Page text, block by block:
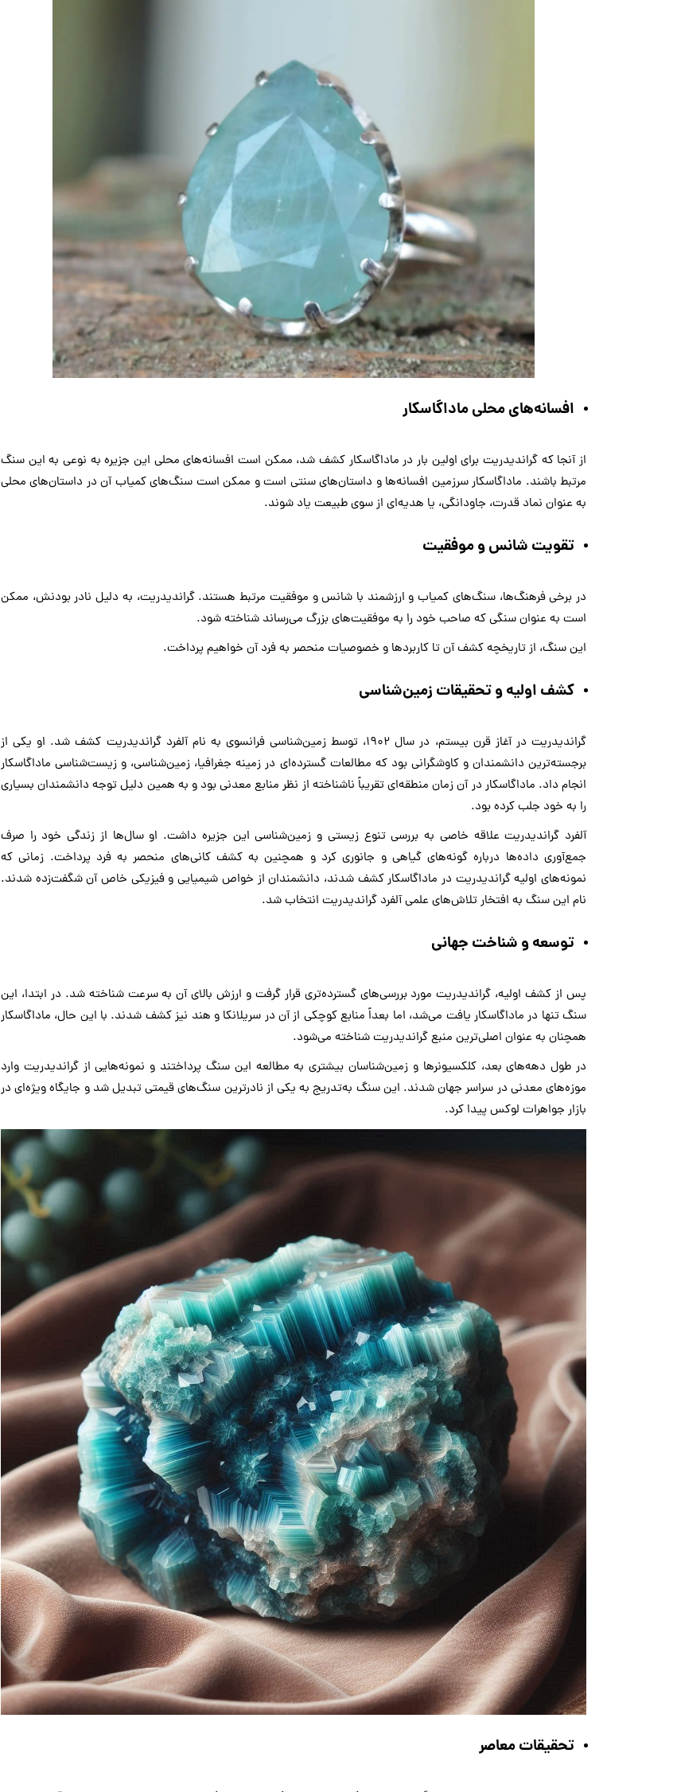
افسانه‌های محلی ماداگاسکار
از آنجا که گراندیدریت برای اولین بار در ماداگاسکار کشف شد، ممکن است افسانه‌های محلی این جزیره به نوعی به این سنگ
مرتبط باشند. ماداگاسکار سرزمین افسانه‌ها و داستان‌های سنتی است و ممکن است سنگ‌های کمیاب آن در داستان‌های محلی
به عنوان نماد قدرت، جاودانگی، یا هدیه‌ای از سوی طبیعت یاد شوند.
تقویت شانس و موفقیت
در برخی فرهنگ‌ها، سنگ‌های کمیاب و ارزشمند با شانس و موفقیت مرتبط هستند. گراندیدریت، به دلیل نادر بودنش، ممکن
است به عنوان سنگی که صاحب خود را به موفقیت‌های بزرگ می‌رساند شناخته شود.
این سنگ، از تاریخچه کشف آن تا کاربردها و خصوصیات منحصر به فرد آن خواهیم پرداخت.
کشف اولیه و تحقیقات زمین‌شناسی
گراندیدریت در آغاز قرن بیستم، در سال ۱۹۰۲، توسط زمین‌شناسی فرانسوی به نام آلفرد گراندیدریت کشف شد. او یکی از
برجسته‌ترین دانشمندان و کاوشگرانی بود که مطالعات گسترده‌ای در زمینه جغرافیا، زمین‌شناسی، و زیست‌شناسی ماداگاسکار
انجام داد. ماداگاسکار در آن زمان منطقه‌ای تقریباً ناشناخته از نظر منابع معدنی بود و به همین دلیل توجه دانشمندان بسیاری
را به خود جلب کرده بود.
آلفرد گراندیدریت علاقه خاصی به بررسی تنوع زیستی و زمین‌شناسی این جزیره داشت. او سال‌ها از زندگی خود را صرف
جمع‌آوری داده‌ها درباره گونه‌های گیاهی و جانوری کرد و همچنین به کشف کانی‌های منحصر به فرد پرداخت. زمانی که
نمونه‌های اولیه گراندیدریت در ماداگاسکار کشف شدند، دانشمندان از خواص شیمیایی و فیزیکی خاص آن شگفت‌زده شدند.
نام این سنگ به افتخار تلاش‌های علمی آلفرد گراندیدریت انتخاب شد.
توسعه و شناخت جهانی
پس از کشف اولیه، گراندیدریت مورد بررسی‌های گسترده‌تری قرار گرفت و ارزش بالای آن به سرعت شناخته شد. در ابتدا، این
سنگ تنها در ماداگاسکار یافت می‌شد، اما بعداً منابع کوچکی از آن در سریلانکا و هند نیز کشف شدند. با این حال، ماداگاسکار
همچنان به عنوان اصلی‌ترین منبع گراندیدریت شناخته می‌شود.
در طول دهه‌های بعد، کلکسیونرها و زمین‌شناسان بیشتری به مطالعه این سنگ پرداختند و نمونه‌هایی از گراندیدریت وارد
موزه‌های معدنی در سراسر جهان شدند. این سنگ به‌تدریج به یکی از نادرترین سنگ‌های قیمتی تبدیل شد و جایگاه ویژه‌ای در
بازار جواهرات لوکس پیدا کرد.
تحقیقات معاصر